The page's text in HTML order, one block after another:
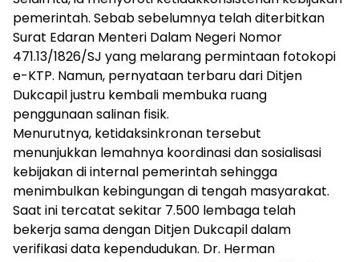
pemerintah. Sebab sebelumnya telah diterbitkan
Surat Edaran Menteri Dalam Negeri Nomor
471.13/1826/SJ yang melarang permintaan fotokopi
e-KTP. Namun, pernyataan terbaru dari Ditjen
Dukcapil justru kembali membuka ruang
penggunaan salinan fisik.
Menurutnya, ketidaksinkronan tersebut
menunjukkan lemahnya koordinasi dan sosialisasi
kebijakan di internal pemerintah sehingga
menimbulkan kebingungan di tengah masyarakat.
Saat ini tercatat sekitar 7.500 lembaga telah
bekerja sama dengan Ditjen Dukcapil dalam
verifikasi data kependudukan. Dr. Herman